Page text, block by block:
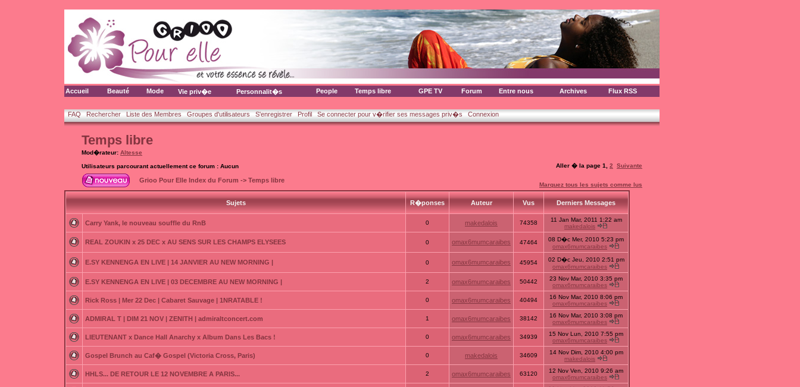
Accueil Beauté Mode Vie priv�e Personnalit�s People Temps libre GPE TV Forum Entre nous Archives Flux RSS
FAQ Rechercher Liste des Membres Groupes d'utilisateurs S'enregistrer Profil Se connecter pour v�rifier ses messages priv�s Connexion
Temps libre
Mod�rateur: Altesse
Utilisateurs parcourant actuellement ce forum : Aucun Aller � la page 1 2 Suivante
Grioo Pour Elle Index du Forum -> Temps libre
Marquez tous les sujets comme lus
Sujets R�ponses Auteur Vus Derniers Messages
Carry Yank, le nouveau souffle du RnB 0 makedalois 74358
11 Jan Mar, 2011 1:22 am
makedalois
REAL ZOUKIN x 25 DEC x AU SENS SUR LES CHAMPS ELYSEES 0 omax6mumcaraibes 47464
08 D�c Mer, 2010 5:23 pm
omax6mumcaraibes
E.SY KENNENGA EN LIVE | 14 JANVIER AU NEW MORNING | 0 omax6mumcaraibes 45954
02 D�c Jeu, 2010 2:51 pm
omax6mumcaraibes
E.SY KENNENGA EN LIVE | 03 DECEMBRE AU NEW MORNING | 2 omax6mumcaraibes 50442
23 Nov Mar, 2010 3:35 pm
omax6mumcaraibes
Rick Ross | Mer 22 Dec | Cabaret Sauvage | 1NRATABLE ! 0 omax6mumcaraibes 40494
16 Nov Mar, 2010 8:06 pm
omax6mumcaraibes
ADMIRAL T | DIM 21 NOV | ZENITH | admiraltconcert.com 1 omax6mumcaraibes 38142
16 Nov Mar, 2010 3:08 pm
omax6mumcaraibes
LIEUTENANT x Dance Hall Anarchy x Album Dans Les Bacs ! 0 omax6mumcaraibes 34939
15 Nov Lun, 2010 7:55 pm
omax6mumcaraibes
Gospel Brunch au Caf� Gospel (Victoria Cross, Paris) 0 makedalois 34609
14 Nov Dim, 2010 4:00 pm
makedalois
HHLS... DE RETOUR LE 12 NOVEMBRE A PARIS... 2 omax6mumcaraibes 63120
12 Nov Ven, 2010 9:26 am
omax6mumcaraibes